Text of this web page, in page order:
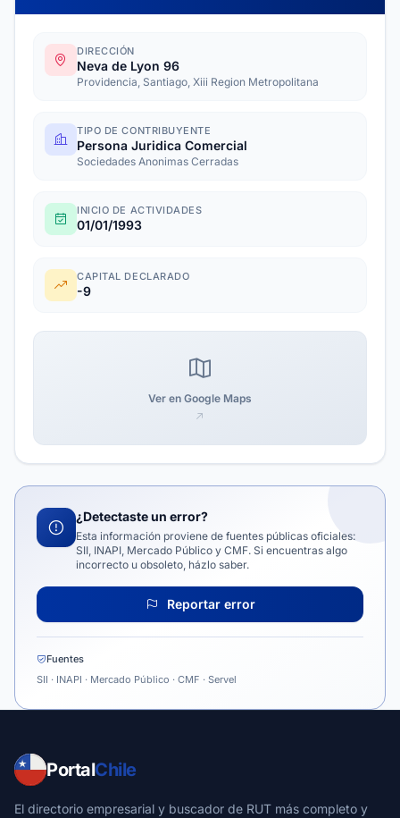
DIRECCIÓN
Neva de Lyon 96
Providencia, Santiago, Xiii Region Metropolitana
TIPO DE CONTRIBUYENTE
Persona Juridica Comercial
Sociedades Anonimas Cerradas
INICIO DE ACTIVIDADES
01/01/1993
CAPITAL DECLARADO
-9
Ver en Google Maps
¿Detectaste un error?
Esta información proviene de fuentes públicas oficiales:
SII, INAPI, Mercado Público y CMF. Si encuentras algo
incorrecto u obsoleto, házlo saber.
Reportar error
Fuentes
SII · INAPI · Mercado Público · CMF · Servel
PortalChile
El directorio empresarial y buscador de RUT más completo y